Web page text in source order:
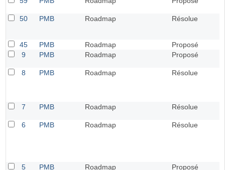
50 PMB Roadmap Résolue
45 PMB Roadmap
Proposé
9
PMB Roadmap Proposé
8 PMB Roadmap Résolue
7 PMB Roadmap Résolue
6 PMB Roadmap Résolue
5 PMB Roadmap Proposé